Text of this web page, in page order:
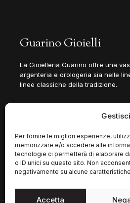
Per fornire le migliori esperienze,
memorizzare e/o accedere alle
tecnologie ci permetterà di elaborare
o ID unici su questo sito. Non
negativamente su alcune
Accetta
Guarino Gioielli
La Gioielleria Guarino offre una
argenteria e orologeria sia nelle
linee classiche della tradizione.